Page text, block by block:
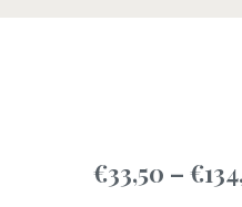
€33,50 – €